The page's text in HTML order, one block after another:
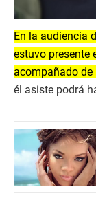
En la audiencia
estuvo presente
acompañado
él asiste podrá